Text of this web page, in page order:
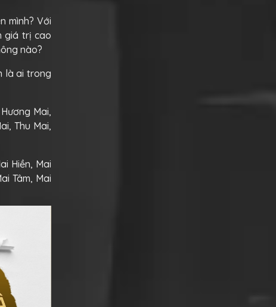
mình? Với
giá trị cao
nào?
là ai trong
Mai,
Thu Mai,
Hiền, Mai
Tâm, Mai